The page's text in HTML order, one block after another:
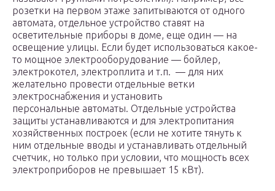
розетки на первом этаже запитываются от одного
автомата, отдельное устройство ставят на
осветительные приборы в доме, еще один — на
освещение улицы. Если будет использоваться какое-
то мощное электрооборудование — бойлер,
электрокотел, электроплита и т.п. — для них
желательно провести отдельные ветки
электроснабжения и установить
персональные автоматы. Отдельные устройства
защиты устанавливаются и для электропитания
хозяйственных построек (если не хотите тянуть к
ним отдельные вводы и устанавливать отдельный
счетчик, но только при условии, что мощность всех
электроприборов не превышает 15 кВт).